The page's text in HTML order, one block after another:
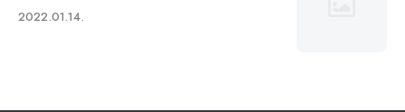
Published
2022.01.14.